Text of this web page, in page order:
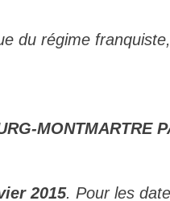
du régime
MONTMARTRE
2015. Pour les